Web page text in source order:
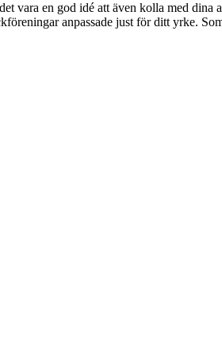
vara en god idé att även kolla med dina
anpassade just för ditt yrke.